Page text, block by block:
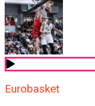
Eurobasket